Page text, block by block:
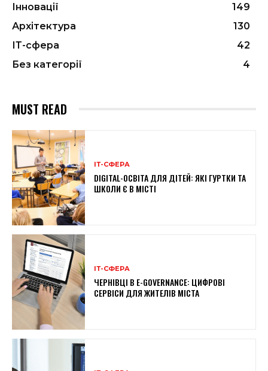
Інновації
149
Архітектура
130
ІТ-сфера
42
Без категорії
4
MUST READ
ІТ-СФЕРА
DIGITAL-ОСВІТА ДЛЯ ДІТЕЙ: ЯКІ ГУРТКИ ТА
ШКОЛИ Є В МІСТІ
ІТ-СФЕРА
ЧЕРНІВЦІ В E-GOVERNANCE: ЦИФРОВІ
СЕРВІСИ ДЛЯ ЖИТЕЛІВ МІСТА